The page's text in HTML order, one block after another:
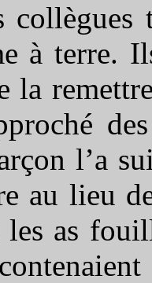
collègues
à terre.
la
l’a
au lieu
as